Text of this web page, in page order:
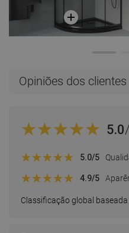
Opiniões dos clientes
5.0
Classificação global baseada
5.0/5
4.9/5